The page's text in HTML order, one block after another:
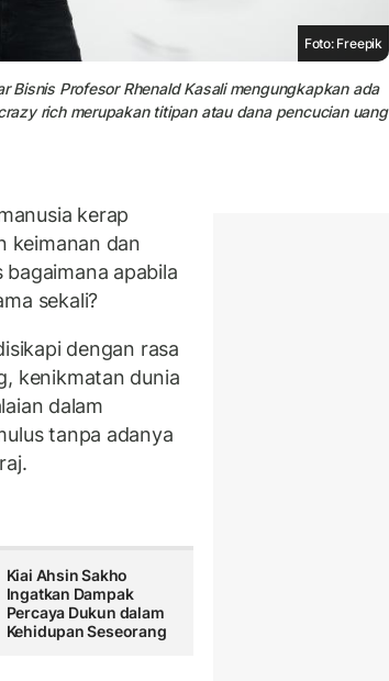
Foto: Freepik
Bisnis Profesor Rhenald Kasali mengungkapkan ada
rich merupakan titipan atau dana pencucian uang
kerap
keimanan dan
apabila
sekali?
dengan rasa
kenikmatan dunia
dalam
tanpa adanya
Kiai Ahsin Sakho
Ingatkan Dampak
Percaya Dukun dalam
Kehidupan Seseorang